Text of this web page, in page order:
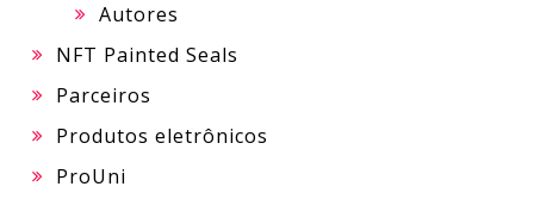
Autores
NFT Painted Seals
Parceiros
Produtos eletrônicos
ProUni